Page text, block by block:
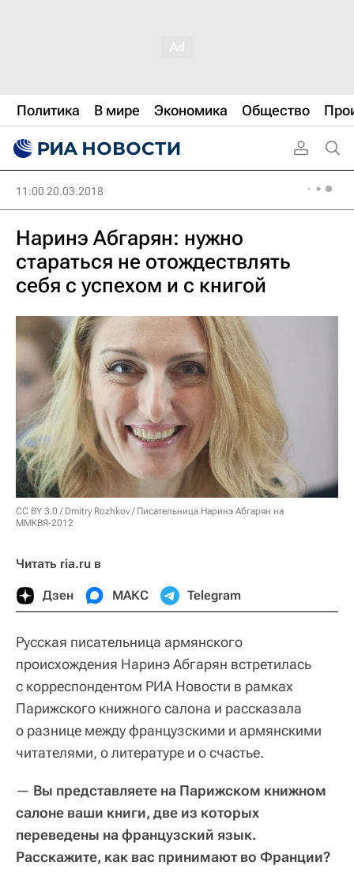
Политика В мире Экономика Общество
11:00 20.03.2018
Наринэ Абгарян: нужно
стараться не отождествлять
себя с успехом и с книгой
CC BY 3.0 / Dmitry Rozhkov / Писательница Наринэ Абгарян на
ММКВЯ-2012
Читать ria.ru в
Дзен МАКС Telegram
Русская писательница армянского
происхождения Наринэ Абгарян встретилась
с корреспондентом РИА Новости в рамках
Парижского книжного салона и рассказала
о разнице между французскими и армянскими
читателями, о литературе и о счастье.
— Вы представляете на Парижском книжном
салоне ваши книги, две из которых
переведены на французский язык.
Расскажите, как вас принимают во Франции?